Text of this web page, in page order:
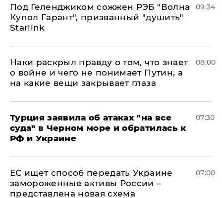
Под Геленджиком сожжен РЭБ "Волна
Купол Гарант", призванный "душить"
Starlink
09:34
Наки раскрыл правду о том, что знает
о войне и чего не понимает Путин, а
на какие вещи закрывает глаза
08:00
Турция заявила об атаках "на все
суда" в Черном море и обратилась к
РФ и Украине
07:30
ЕС ищет способ передать Украине
замороженные активы России –
представлена новая схема
07:00